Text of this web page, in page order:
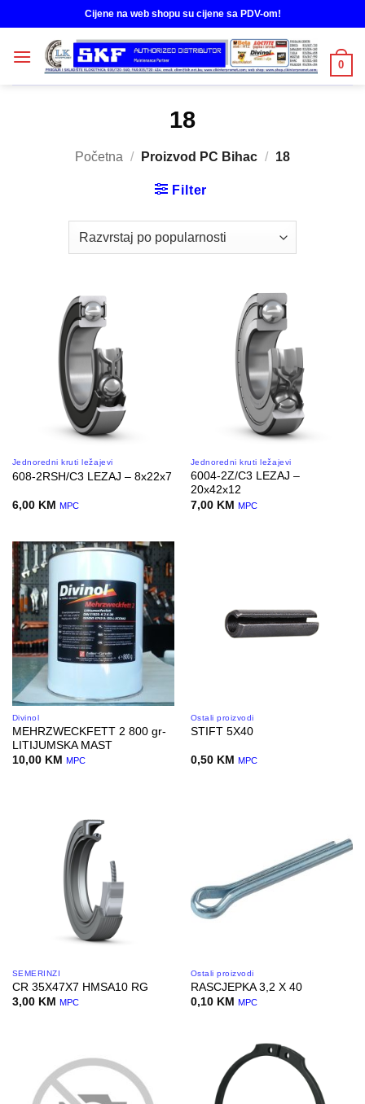
to
content
Cijene na web shopu su cijene sa PDV-om!
0
18
Početna / Proizvod PC Bihac / 18
Filter
Jednoredni kruti ležajevi
608-2RSH/C3 LEZAJ – 8x22x7
6,00 KM MPC
Jednoredni kruti ležajevi
6004-2Z/C3 LEZAJ –
20x42x12
7,00 KM MPC
Divinol
MEHRZWECKFETT 2 800 gr-
LITIJUMSKA MAST
10,00 KM MPC
Ostali proizvodi
STIFT 5X40
0,50 KM MPC
SEMERINZI
CR 35X47X7 HMSA10 RG
3,00 KM MPC
Ostali proizvodi
RASCJEPKA 3,2 X 40
0,10 KM MPC